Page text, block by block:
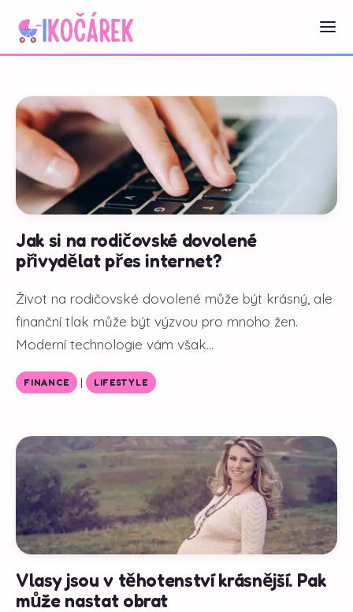
Jak si na rodičovské dovolené
přivydělat přes internet?
Život na rodičovské dovolené může být krásný, ale
finanční tlak může být výzvou pro mnoho žen.
Moderní technologie vám však...
FINANCE | LIFESTYLE
Vlasy jsou v těhotenství krásnější. Pak
může nastat obrat